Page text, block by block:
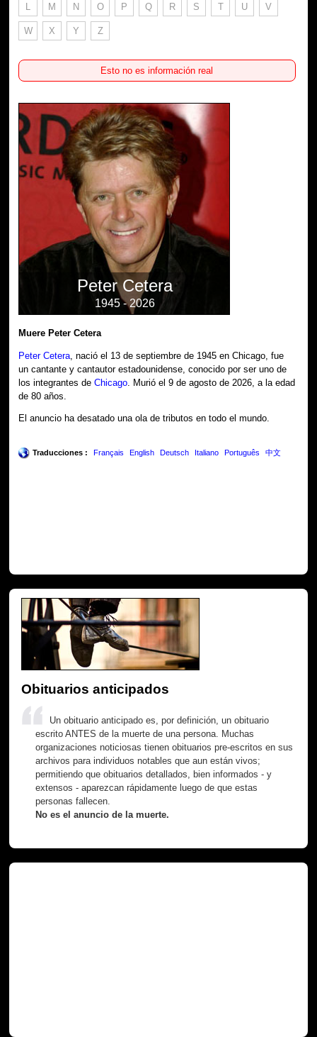
L M N O P Q R S T U V
W X Y Z
Esto no es información real
Peter Cetera
1945 - 2026
Muere Peter Cetera
Peter Cetera , nació el 13 de septiembre de 1945 en Chicago, fue
un cantante y cantautor estadounidense, conocido por ser uno de
los integrantes deChicago . Murió el 9 de agosto de 2026, a la edad
de 80 años.
El anuncio ha desatado una ola de tributos en todo el mundo.
Traducciones : Français English Deutsch Italiano Português 中文
Obituarios anticipados
Un obituario anticipado es, por definición, un obituario
escrito ANTES de la muerte de una persona. Muchas
organizaciones noticiosas tienen obituarios pre-escritos en sus
archivos para individuos notables que aun están vivos;
permitiendo que obituarios detallados, bien informados - y
extensos - aparezcan rápidamente luego de que estas
personas fallecen.
No es el anuncio de la muerte.